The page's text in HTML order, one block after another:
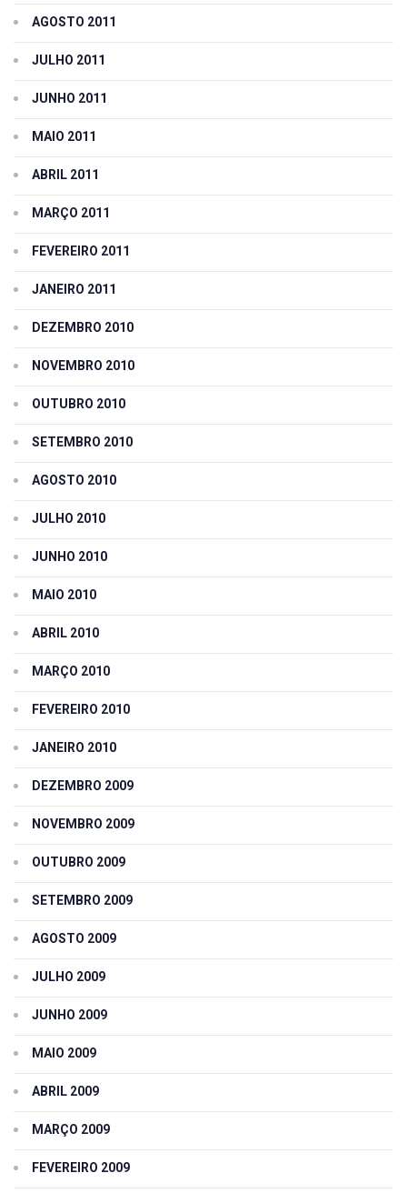
AGOSTO 2011
JULHO 2011
JUNHO 2011
MAIO 2011
ABRIL 2011
MARÇO 2011
FEVEREIRO 2011
JANEIRO 2011
DEZEMBRO 2010
NOVEMBRO 2010
OUTUBRO 2010
SETEMBRO 2010
AGOSTO 2010
JULHO 2010
JUNHO 2010
MAIO 2010
ABRIL 2010
MARÇO 2010
FEVEREIRO 2010
JANEIRO 2010
DEZEMBRO 2009
NOVEMBRO 2009
OUTUBRO 2009
SETEMBRO 2009
AGOSTO 2009
JULHO 2009
JUNHO 2009
MAIO 2009
ABRIL 2009
MARÇO 2009
FEVEREIRO 2009